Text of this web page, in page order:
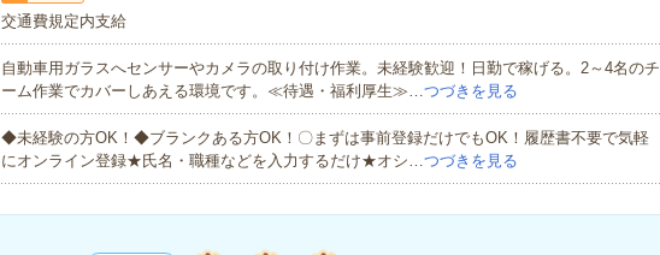
交通費規定内支給
自動車用ガラスへセンサーやカメラの取り付け作業。未経験歓迎！日勤で稼げる。2～4名のチ
ーム作業でカバーしあえる環境です。≪待遇・福利厚生≫…つづきを見る
◆未経験の方OK！◆ブランクある方OK！〇まずは事前登録だけでもOK！履歴書不要で気軽
にオンライン登録★氏名・職種などを入力するだけ★オシ…つづきを見る